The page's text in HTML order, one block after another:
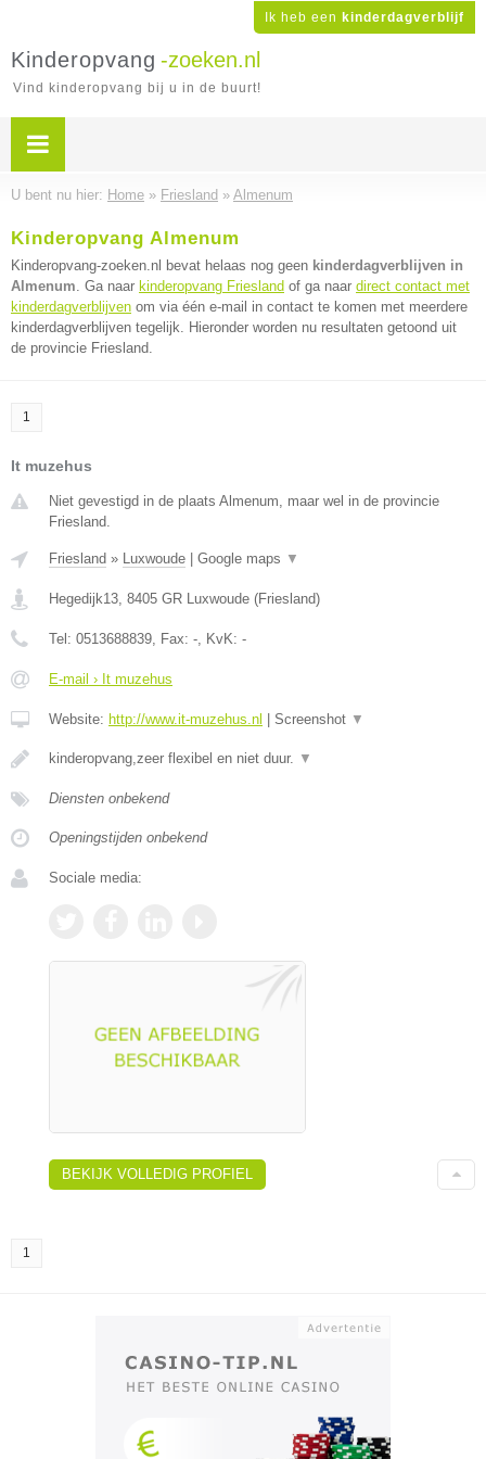
Ik heb een kinderdagverblijf
Kinderopvang -zoeken.nl
Vind kinderopvang bij u in de buurt!
U bent nu hier: Home » Friesland » Almenum
Kinderopvang Almenum
Kinderopvang-zoeken.nl bevat helaas nog geen kinderdagverblijven in
Almenum. Ga naar kinderopvang Friesland of ga naar direct contact met
kinderdagverblijven om via één e-mail in contact te komen met meerdere
kinderdagverblijven tegelijk. Hieronder worden nu resultaten getoond uit
de provincie Friesland.
1
It muzehus
Niet gevestigd in de plaats Almenum, maar wel in de provincie
Friesland.
Friesland » Luxwoude Google maps ▼
Hegedijk13, 8405 GR Luxwoude (Friesland)
Tel: 0513688839, Fax: -, KvK: -
E-mail › It muzehus
Website: http://www.it-muzehus.nl Screenshot ▼
kinderopvang,zeer flexibel en niet duur. ▼
Diensten onbekend
Openingstijden onbekend
Sociale media:
BEKIJK VOLLEDIG PROFIEL
1